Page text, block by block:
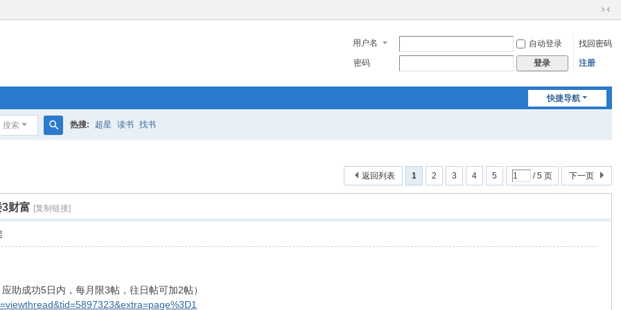
切
到
用户名 自动登录
找回密码
密码
登录 注册
快捷导航
搜索 热搜: 超星 读书 找书
1 2 3 4 5 / 5 页 下一页
返回列表
财富 [复制链接]
助成功5日内，每月限3帖，往日帖可加2帖）